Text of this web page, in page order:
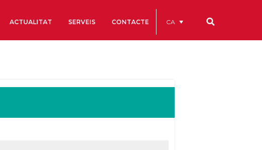
Estratègics
ACTUALITAT SERVEIS CONTACTE CA